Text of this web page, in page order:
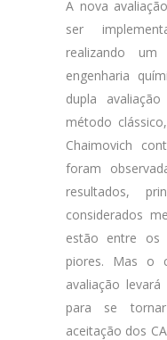
A nova
ser
realizando
engenharia
dupla
método
Chaimovich
foram
resultados,
considerados
estão entre os
piores. Mas o
avaliação
para se
aceitação dos